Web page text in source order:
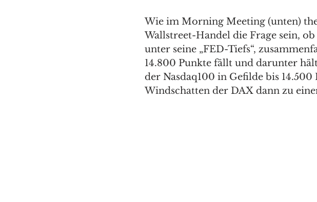
Wie im Morning Meeting (unten)
Wallstreet-Handel die Frage sein,
unter seine „FED-Tiefs“,
14.800 Punkte fällt und darunter
der Nasdaq100 in Gefilde bis
Windschatten der DAX dann zu